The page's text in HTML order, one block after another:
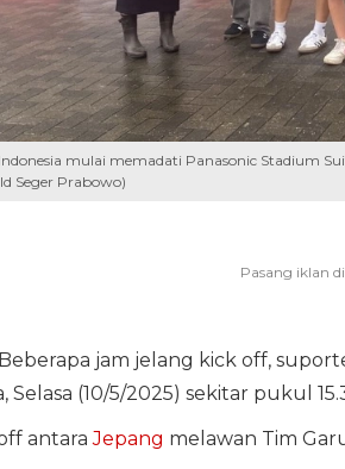
mulai memadati Panasonic Stadium
Seger Prabowo)
Beberapa jam jelang kick off,
Selasa (10/5/2025) sekitar pukul
antaraJepang melawan Tim